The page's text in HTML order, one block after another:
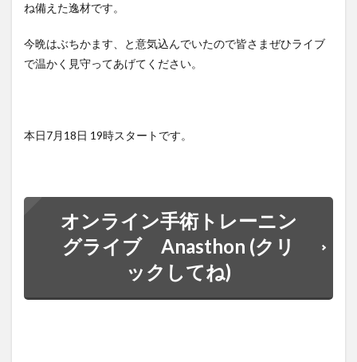
ね備えた逸材です。
今晩はぶちかます、と意気込んでいたので皆さまぜひライブ
で温かく見守ってあげてください。
本日7月18日 19時スタートです。
オンライン手術トレーニン
グライブ Anasthon (クリ
ックしてね)